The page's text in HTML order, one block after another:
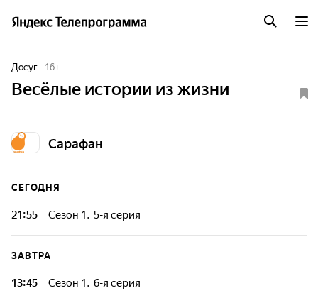
Досуг 16+
Весёлые истории из жизни
Сарафан
СЕГОДНЯ
21:55 Сезон 1. 5-я серия
В сборнике коротких комедий "Веселые истории из
произошли с реальными людьми. Канал покажет около
площадках и в блогах.
ЗАВТРА
13:45 Сезон 1. 6-я серия